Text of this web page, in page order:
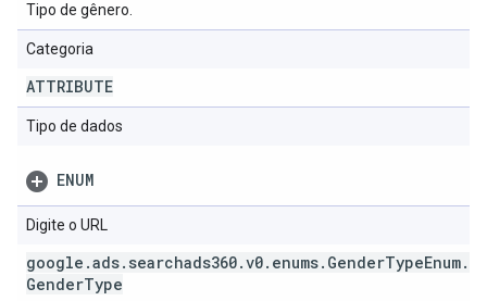
Tipo de gênero.
Categoria
ATTRIBUTE
Tipo de dados
ENUM
Digite o URL
google .ads. searchads360.v0. enums. GenderTypeEnum.
GenderType